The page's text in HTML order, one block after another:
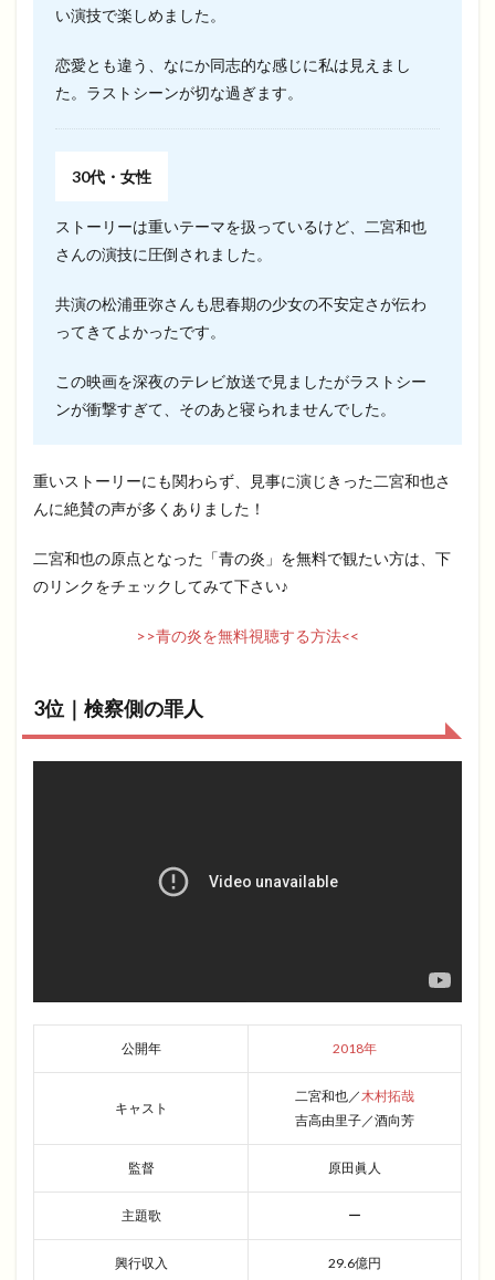
い演技で楽しめました。
恋愛とも違う、なにか同志的な感じに私は見えまし
た。ラストシーンが切な過ぎます。
30代・女性
ストーリーは重いテーマを扱っているけど、二宮和也
さんの演技に圧倒されました。
共演の松浦亜弥さんも思春期の少女の不安定さが伝わ
ってきてよかったです。
この映画を深夜のテレビ放送で見ましたがラストシー
ンが衝撃すぎて、そのあと寝られませんでした。
重いストーリーにも関わらず、見事に演じきった二宮和也さ
んに絶賛の声が多くありました！
二宮和也の原点となった「青の炎」を無料で観たい方は、下
のリンクをチェックしてみて下さい♪
>>青の炎を無料視聴する方法<<
3位｜検察側の罪人
公開年 2018年
キャスト
二宮和也／木村拓哉
吉高由里子／酒向芳
監督 原田眞人
主題歌 ー
興行収入 29.6億円